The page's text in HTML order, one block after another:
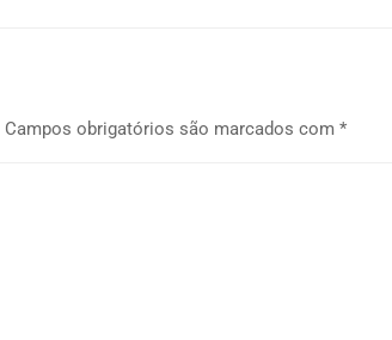
Campos obrigatórios são marcados com *